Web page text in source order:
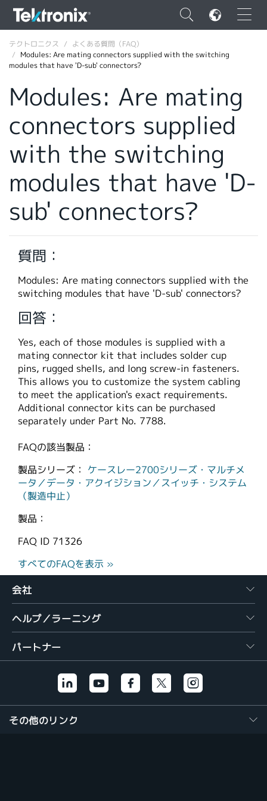
×
DEUTSCH
VIỆT NAM
简体中文
韓国語
繁體中文
テクトロニクス
よくある質問（FAQ）
Modules: Are mating connectors supplied with the switching
modules that have 'D-sub' connectors?
Modules: Are mating
connectors supplied
with the switching
modules that have 'D-
sub' connectors?
質問：
Modules: Are mating connectors supplied with the
switching modules that have 'D-sub' connectors?
回答：
Yes, each of those modules is supplied with a
mating connector kit that includes solder cup
pins, rugged shells, and long screw-in fasteners.
This allows you to customize the system cabling
to meet the application's exact requirements.
Additional connector kits can be purchased
separately under Part No. 7788.
FAQの該当製品：
製品シリーズ： ケースレー2700シリーズ・マルチメ
ータ／データ・アクイジション／スイッチ・システム
（製造中止）
製品：
FAQ ID 71326
すべてのFAQを表示 »
会社
ヘルプ／ラーニング
パートナー
その他のリンク